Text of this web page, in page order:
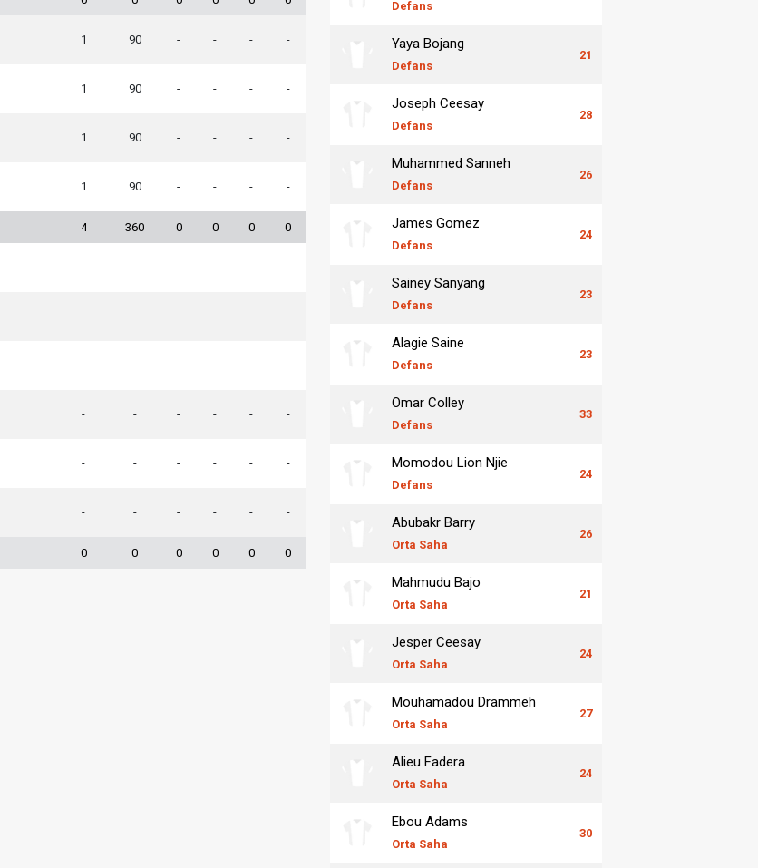
1 90 - - - -
1 90 - - - -
1 90 - - - -
1 90 - - - -
4 360 0 0 0 0
- - - - - -
- - - - - -
- - - - - -
- - - - - -
- - - - - -
- - - - - -
0 0 0 0 0 0
Defans
Yaya Bojang
Defans
21
Joseph Ceesay
Defans
28
Muhammed Sanneh
Defans
26
James Gomez
Defans
24
Sainey Sanyang
Defans
23
Alagie Saine
Defans
23
Omar Colley
Defans
33
Momodou Lion Njie
Defans
24
Abubakr Barry
Orta Saha
26
Mahmudu Bajo
Orta Saha
21
Jesper Ceesay
Orta Saha
24
Mouhamadou Drammeh
Orta Saha
27
Alieu Fadera
Orta Saha
24
Ebou Adams
Orta Saha
30